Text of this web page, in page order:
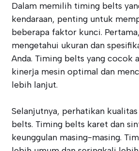
Dalam memilih timing belts
kendaraan, penting untuk
beberapa faktor kunci.
mengetahui ukuran dan
Anda. Timing belts yang cocok
kinerja mesin optimal dan
lebih lanjut.
Selanjutnya, perhatikan
belts. Timing belts karet dan
keunggulan masing-masing.